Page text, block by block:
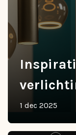
1 dec 2025